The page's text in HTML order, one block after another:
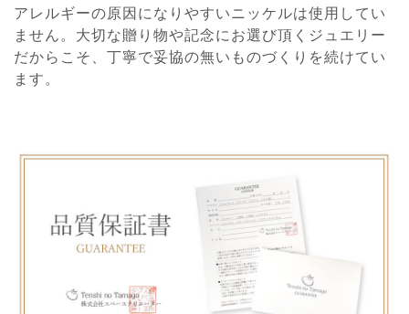
アレルギーの原因になりやすいニッケルは使用してい
ません。大切な贈り物や記念にお選び頂くジュエリー
だからこそ、丁寧で妥協の無いものづくりを続けてい
ます。